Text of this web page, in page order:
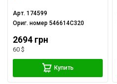
Арт.174599
Ориг. номер546614C320
2694 грн
60 $
Купить